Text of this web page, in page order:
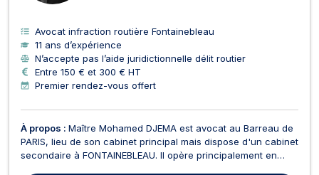
Avocat infraction routière Fontainebleau
11 ans d’expérience
N’accepte pas l’aide juridictionnelle délit routier
Entre 150 € et 300 € HT
Premier rendez-vous offert
À propos : Maître Mohamed DJEMA est avocat au Barreau de
PARIS, lieu de son cabinet principal mais dispose d'un cabinet
secondaire à FONTAINEBLEAU. Il opère principalement en